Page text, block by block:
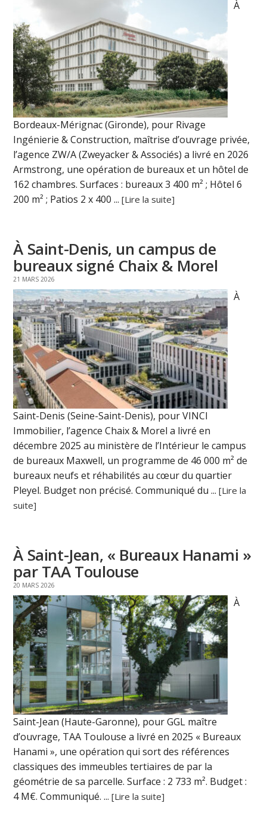
À
Bordeaux-Mérignac (Gironde), pour Rivage
Ingénierie & Construction, maîtrise d’ouvrage privée,
l’agence ZW/A (Zweyacker & Associés) a livré en 2026
Armstrong, une opération de bureaux et un hôtel de
162 chambres. Surfaces : bureaux 3 400 m² ; Hôtel 6
200 m² ; Patios 2 x 400 ...[Lire la suite]
À Saint-Denis, un campus de
bureaux signé Chaix & Morel
21 MARS 2026
À
Saint-Denis (Seine-Saint-Denis), pour VINCI
Immobilier, l’agence Chaix & Morel a livré en
décembre 2025 au ministère de l’Intérieur le campus
de bureaux Maxwell, un programme de 46 000 m² de
bureaux neufs et réhabilités au cœur du quartier
Pleyel. Budget non précisé. Communiqué du ...[Lire la
suite]
À Saint-Jean, « Bureaux Hanami »
par TAA Toulouse
20 MARS 2026
À
Saint-Jean (Haute-Garonne), pour GGL maître
d’ouvrage, TAA Toulouse a livré en 2025 « Bureaux
Hanami », une opération qui sort des références
classiques des immeubles tertiaires de par la
géométrie de sa parcelle. Surface : 2 733 m². Budget :
4 M€. Communiqué. ...[Lire la suite]